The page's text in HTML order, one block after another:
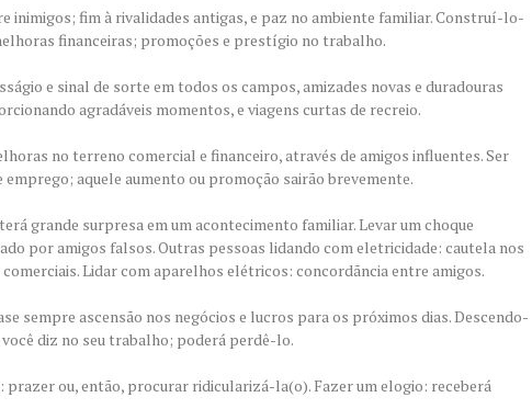
inimigos; fim à rivalidades antigas, e paz no ambiente familiar. Construí-lo-
financeiras; promoções e prestígio no trabalho.
e sinal de sorte em todos os campos, amizades novas e duradouras
agradáveis momentos, e viagens curtas de recreio.
no terreno comercial e financeiro, através de amigos influentes. Ser
aquele aumento ou promoção sairão brevemente.
grande surpresa em um acontecimento familiar. Levar um choque
por amigos falsos. Outras pessoas lidando com eletricidade: cautela nos
Lidar com aparelhos elétricos: concordãncia entre amigos.
sempre ascensão nos negócios e lucros para os próximos dias. Descendo-
você diz no seu trabalho; poderá perdê-lo.
prazer ou, então, procurar ridicularizá-la(o). Fazer um elogio: receberá